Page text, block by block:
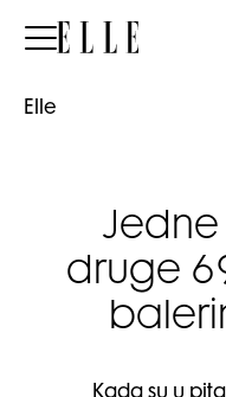
Elle
Elle
Jedne
druge